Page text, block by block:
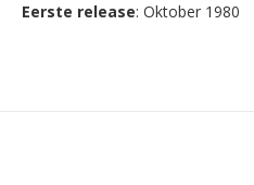
Eerste release: Oktober 1980